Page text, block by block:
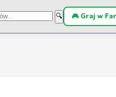
🔍 🎮 Graj w